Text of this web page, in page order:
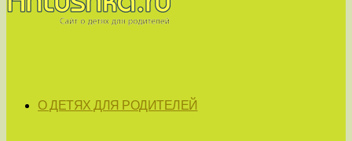
О ДЕТЯХ ДЛЯ РОДИТЕЛЕЙ